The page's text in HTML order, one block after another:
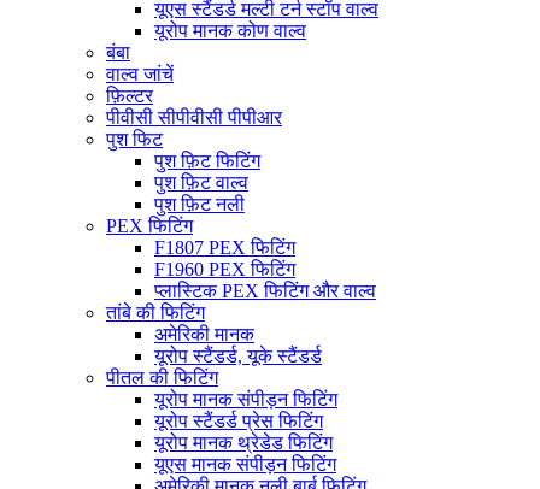
यूएस स्टैंडर्ड मल्टी टर्न स्टॉप वाल्व
यूरोप मानक कोण वाल्व
बंबा
वाल्व जांचें
फ़िल्टर
पीवीसी सीपीवीसी पीपीआर
पुश फिट
पुश फ़िट फिटिंग
पुश फ़िट वाल्व
पुश फ़िट नली
PEX फिटिंग
F1807 PEX फिटिंग
F1960 PEX फिटिंग
प्लास्टिक PEX फिटिंग और वाल्व
तांबे की फिटिंग
अमेरिकी मानक
यूरोप स्टैंडर्ड, यूके स्टैंडर्ड
पीतल की फिटिंग
यूरोप मानक संपीड़न फिटिंग
यूरोप स्टैंडर्ड प्रेस फिटिंग
यूरोप मानक थ्रेडेड फिटिंग
यूएस मानक संपीड़न फिटिंग